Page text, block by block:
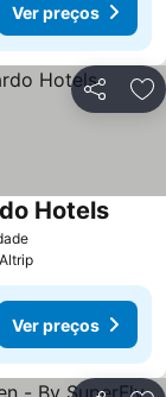
Ver preços
Partilhar
Hotels
Ver preços